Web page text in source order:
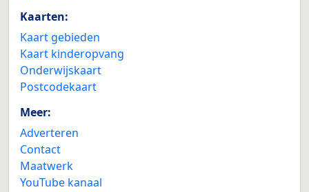
Kaarten:
Kaart gebieden
Kaart kinderopvang
Onderwijskaart
Postcodekaart
Meer:
Adverteren
Contact
Maatwerk
YouTube kanaal